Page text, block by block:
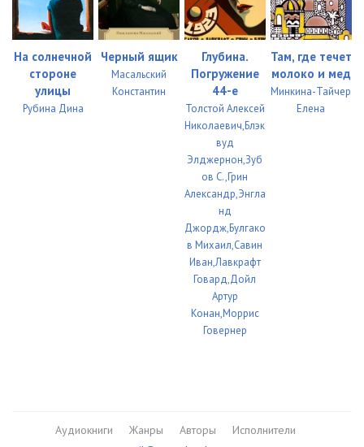
На солнечной
стороне
улицы
Рубина Дина
Черный ящик
Масальский
Константин
Глубина.
Погружение
44-е
Толстой Алексей
Николаевич,Блэк
вуд
Элджернон,Зуб
ов С.,Грин
Александр,Энгла
нд
Джордж,Булгако
в Михаил,Савин
Иван,Лавкрафт
Говард,Дойл
Артур
Конан,Моррис
Говернер
Там, где течет
молоко и мед
Минкина-Тайчер
Елена
Аудиокниги Жанры Авторы
Исполнители